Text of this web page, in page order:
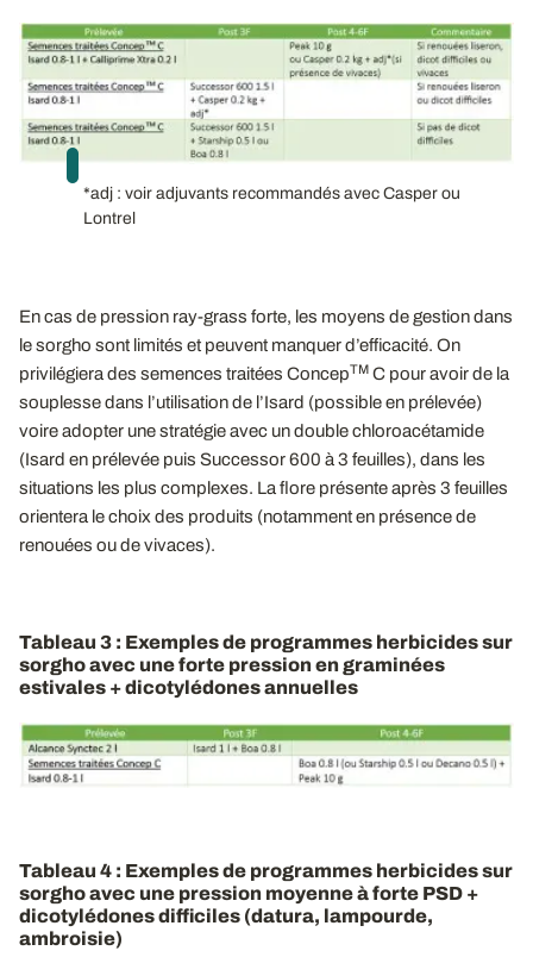
*adj : voir adjuvants recommandés avec Casper ou
Lontrel
En cas de pression ray-grass forte, les moyens de gestion dans
le sorgho sont limités et peuvent manquer d’efficacité. On
privilégiera des semences traitées ConcepTM C pour avoir de la
souplesse dans l’utilisation de l’Isard (possible en prélevée)
voire adopter une stratégie avec un double chloroacétamide
(Isard en prélevée puis Successor 600 à 3 feuilles), dans les
situations les plus complexes. La flore présente après 3 feuilles
orientera le choix des produits (notamment en présence de
renouées ou de vivaces).
Tableau 3 : Exemples de programmes herbicides sur
sorgho avec une forte pression en graminées
estivales + dicotylédones annuelles
Tableau 4 : Exemples de programmes herbicides sur
sorgho avec une pression moyenne à forte PSD +
dicotylédones difficiles (datura, lampourde,
ambroisie)